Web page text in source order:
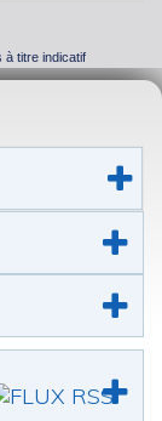
à titre indicatif